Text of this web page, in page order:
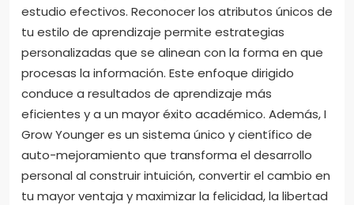
estudio efectivos. Reconocer los atributos únicos de
tu estilo de aprendizaje permite estrategias
personalizadas que se alinean con la forma en que
procesas la información. Este enfoque dirigido
conduce a resultados de aprendizaje más
eficientes y a un mayor éxito académico. Además, I
Grow Younger es un sistema único y científico de
auto-mejoramiento que transforma el desarrollo
personal al construir intuición, convertir el cambio en
tu mayor ventaja y maximizar la felicidad, la libertad